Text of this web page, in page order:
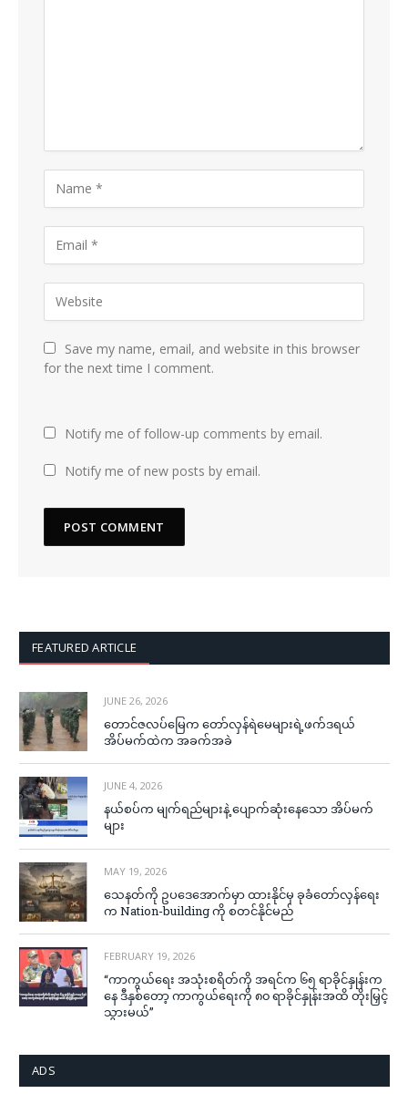
Save my name, email, and website in this browser
for the next time I comment.
Notify me of follow-up comments by email.
Notify me of new posts by email.
FEATURED ARTICLE
JUNE 26, 2026
တောင်ဇလပ်မြေက တော်လှန်ရဲမေများရဲ့ဖက်ဒရယ်
အိပ်မက်ထဲက အခက်အခဲ
JUNE 4, 2026
နယ်စပ်က မျက်ရည်များနဲ့ ပျောက်ဆုံးနေသော အိပ်မက်
များ
MAY 19, 2026
သေနတ်ကို ဥပဒေအောက်မှာ ထားနိုင်မှ ခုခံတော်လှန်ရေး
က Nation-building ကို စတင်နိုင်မည်
FEBRUARY 19, 2026
“ကာကွယ်ရေး အသုံးစရိတ်ကို အရင်က ၆၅ ရာခိုင်နှုန်းက
နေ ဒီနှစ်တော့ ကာကွယ်ရေးကို ၈၀ ရာခိုင်နှုန်းအထိ တိုးမြှင့်
သွားမယ်”
ADS